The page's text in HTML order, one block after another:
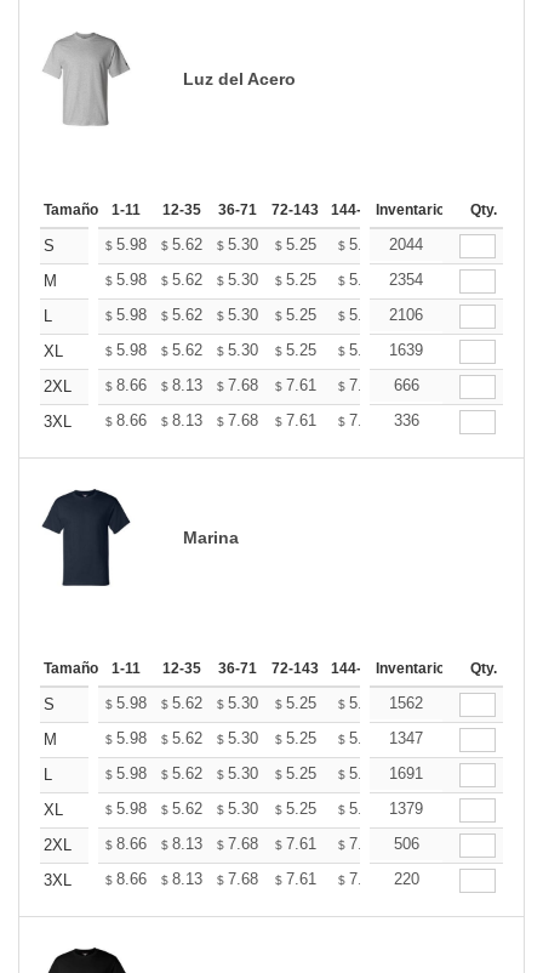
Luz del Acero
Tamaño 1-11 12-35 36-71 72-143 144-287 288 + Más
Inventario Qty.
S $ 5.98 $ 5.62 $ 5.30 $ 5.25 $ 5.16 $5.12
2044
M
$ 5.98 $ 5.62 $ 5.30 $ 5.25 $ 5.16 $5.12
2354
L
$ 5.98 $ 5.62 $ 5.30 $ 5.25 $ 5.16 $5.12
2106
XL
$ 5.98 $ 5.62 $ 5.30 $ 5.25 $ 5.16 $5.12
1639
2XL
$ 8.66 $ 8.13 $ 7.68 $ 7.61 $ 7.48 $7.41
666
3XL
$ 8.66 $ 8.13 $ 7.68 $ 7.61 $ 7.48 $7.41
336
Marina
Tamaño 1-11 12-35 36-71 72-143 144-287 288 + Más
Inventario Qty.
S $ 5.98 $ 5.62 $ 5.30 $ 5.25 $ 5.16 $5.12
1562
M
$ 5.98 $ 5.62 $ 5.30 $ 5.25 $ 5.16 $5.12
1347
L
$ 5.98 $ 5.62 $ 5.30 $ 5.25 $ 5.16 $5.12
1691
XL
$ 5.98 $ 5.62 $ 5.30 $ 5.25 $ 5.16 $5.12
1379
2XL
$ 8.66 $ 8.13 $ 7.68 $ 7.61 $ 7.48 $7.41
506
3XL
$ 8.66 $ 8.13 $ 7.68 $ 7.61 $ 7.48 $7.41
220